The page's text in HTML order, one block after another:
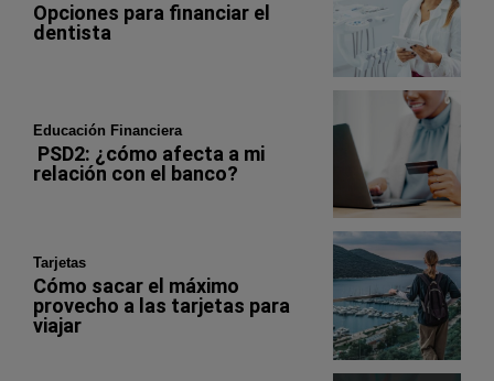
Opciones para financiar el
dentista
Educación Financiera
PSD2: ¿cómo afecta a mi
relación con el banco?
Tarjetas
Cómo sacar el máximo
provecho a las tarjetas para
viajar